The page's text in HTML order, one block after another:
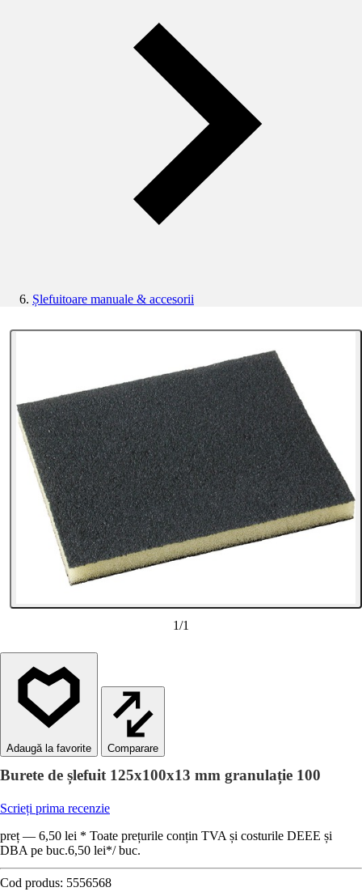
Șlefuitoare manuale & accesorii
1/1
Comparare
Burete de șlefuit 125x100x13 mm granulație 100
Scrieți prima recenzie
preț — 6,50 lei * Toate prețurile conțin TVA și costurile DEEE și
DBA pe buc.6,50 lei*/ buc.
Cod produs: 5556568